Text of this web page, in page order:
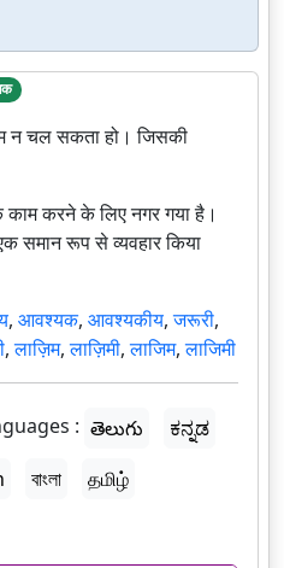
न चल सकता हो। जिसकी
करने के लिए नगर गया है।
समान रूप से व्यवहार किया
, आवश्यक, आवश्यकीय,जरूरी,
,लाज़िम,लाज़िमी,लाजिम,लाजिमी
: తెలుగు
ಕನ್ನಡ
বাংলা
தமிழ்